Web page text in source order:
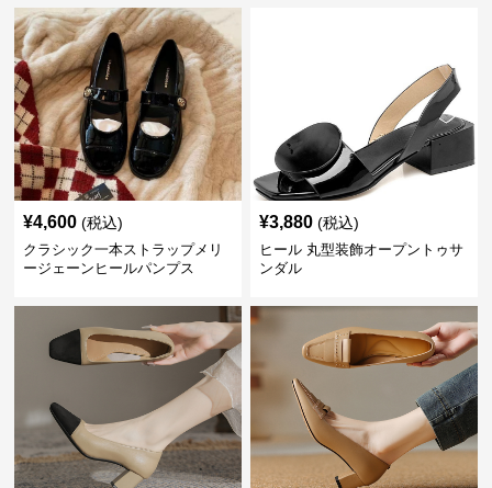
¥4,600 (税込)
クラシック一本ストラップメリ
ージェーンヒールパンプス
¥3,880 (税込)
ヒール 丸型装飾オープントゥサ
ンダル